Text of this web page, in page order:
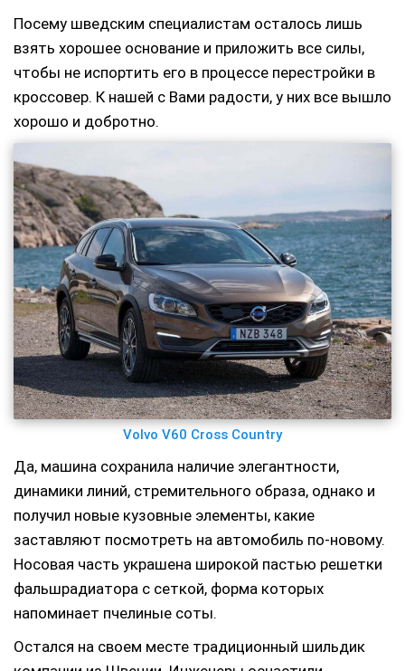
Посему шведским специалистам осталось лишь
взять хорошее основание и приложить все силы,
чтобы не испортить его в процессе перестройки в
кроссовер. К нашей с Вами радости, у них все вышло
хорошо и добротно.
Volvo V60 Cross Country
Да, машина сохранила наличие элегантности,
динамики линий, стремительного образа, однако и
получил новые кузовные элементы, какие
заставляют посмотреть на автомобиль по-новому.
Носовая часть украшена широкой пастью решетки
фальшрадиатора с сеткой, форма которых
напоминает пчелиные соты.
Остался на своем месте традиционный шильдик